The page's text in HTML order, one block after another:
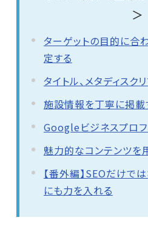
＞
ターゲットの目的に合
定する
タイトル、メタディスク
施設情報を丁寧に掲載
Googleビジネスプロ
魅力的なコンテンツを
【番外編】SEOだけで
にも力を入れる